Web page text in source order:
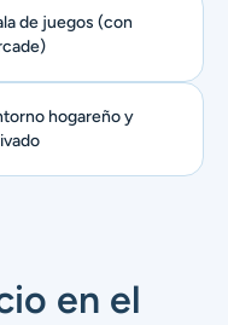
de juegos (con
hogareño y
en el